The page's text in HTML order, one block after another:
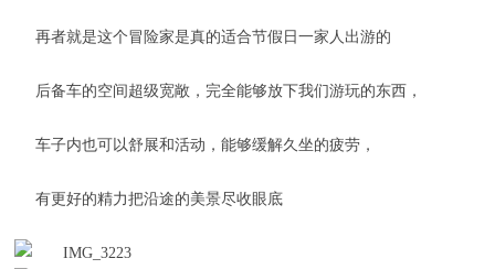
再者就是这个冒险家是真的适合节假日一家人出游的
后备车的空间超级宽敞，完全能够放下我们游玩的东西，
车子内也可以舒展和活动，能够缓解久坐的疲劳，
有更好的精力把沿途的美景尽收眼底